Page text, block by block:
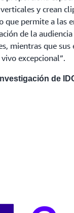
y crean
que permite a las
de la
mientras que
excepcional”.
de